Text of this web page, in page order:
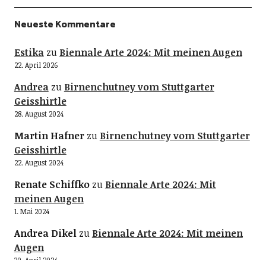
Neueste Kommentare
Estikazu Biennale Arte 2024: Mit meinen Augen
22. April 2026
Andreazu Birnenchutney vom Stuttgarter
Geisshirtle
28. August 2024
Martin Hafnerzu Birnenchutney vom Stuttgarter
Geisshirtle
22. August 2024
Renate Schiffkozu Biennale Arte 2024: Mit
meinen Augen
1. Mai 2024
Andrea Dikelzu Biennale Arte 2024: Mit meinen
Augen